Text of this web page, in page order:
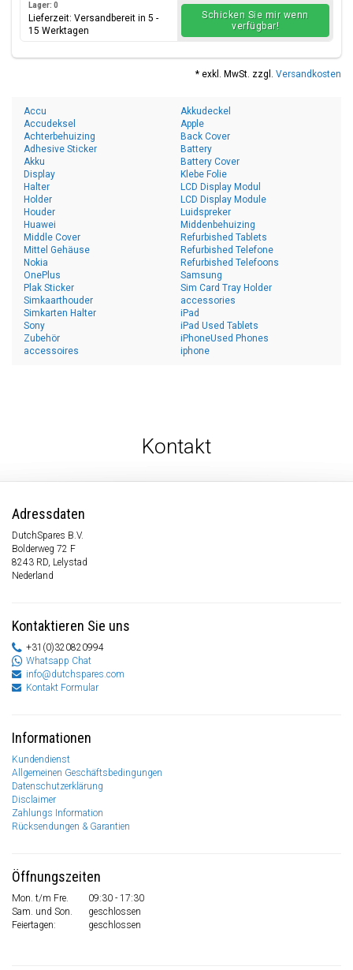
Lager: 0
Lieferzeit: Versandbereit in 5 -
15 Werktagen
Schicken Sie mir wenn
verfügbar!
* exkl. MwSt. zzgl. Versandkosten
Accu
Accudeksel
Achterbehuizing
Adhesive Sticker
Akku
Akkudeckel
Apple
Back Cover
Battery
Battery Cover
Display
Halter
Holder
Houder
Huawei
Klebe Folie
LCD Display Modul
LCD Display Module
Luidspreker
Middenbehuizing
Middle Cover
Mittel Gehäuse
Nokia
OnePlus
Plak Sticker
Refurbished Tablets
Refurbished Telefone
Refurbished Telefoons
Samsung
Sim Card Tray Holder
Simkaarthouder
Simkarten Halter
Sony
Zubehör
accessoires
accessories
iPad
iPad Used Tablets
iPhoneUsed Phones
iphone
Kontakt
Adressdaten
DutchSpares B.V.
Bolderweg 72 F
8243 RD, Lelystad
Nederland
Kontaktieren Sie uns
+31(0)320820994
Whatsapp Chat
info@dutchspares.com
Kontakt Formular
Informationen
Kundendienst
Allgemeinen Geschäftsbedingungen
Datenschutzerklärung
Disclaimer
Zahlungs Information
Rücksendungen & Garantien
Öffnungszeiten
Mon. t/m Fre.
09:30 - 17:30
Sam. und Son.
geschlossen
Feiertagen:
geschlossen